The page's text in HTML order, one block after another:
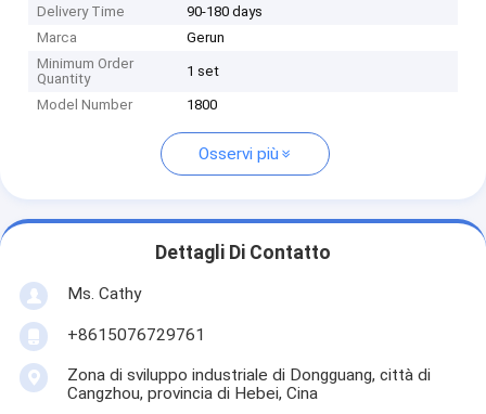
Delivery Time
90-180 days
Marca
Gerun
Minimum Order
Quantity
1 set
Model Number 1800
Osservi più
Dettagli Di Contatto
Ms. Cathy
+8615076729761
Zona di sviluppo industriale di Dongguang, città di
Cangzhou, provincia di Hebei, Cina